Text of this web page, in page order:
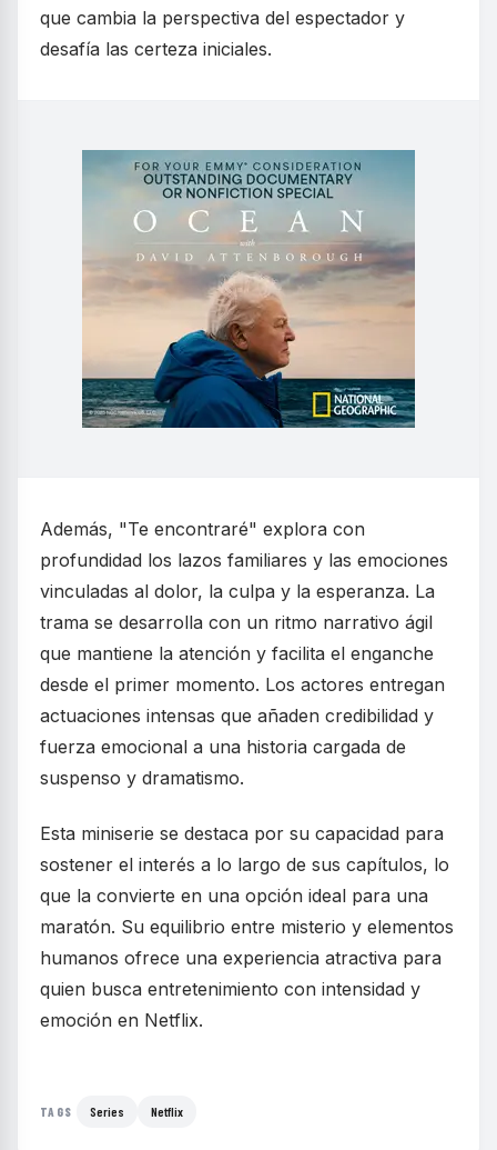
que cambia la perspectiva del espectador y
desafía las certeza iniciales.
Además, "Te encontraré" explora con
profundidad los lazos familiares y las emociones
vinculadas al dolor, la culpa y la esperanza. La
trama se desarrolla con un ritmo narrativo ágil
que mantiene la atención y facilita el enganche
desde el primer momento. Los actores entregan
actuaciones intensas que añaden credibilidad y
fuerza emocional a una historia cargada de
suspenso y dramatismo.
Esta miniserie se destaca por su capacidad para
sostener el interés a lo largo de sus capítulos, lo
que la convierte en una opción ideal para una
maratón. Su equilibrio entre misterio y elementos
humanos ofrece una experiencia atractiva para
quien busca entretenimiento con intensidad y
emoción en Netflix.
TAGS Series Netflix